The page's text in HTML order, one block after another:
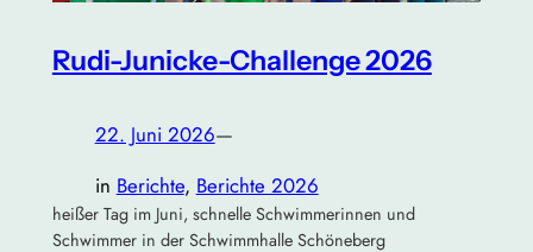
Rudi-Junicke-Challenge 2026
22. Juni 2026—
in Berichte, Berichte 2026
heißer Tag im Juni, schnelle Schwimmerinnen und
Schwimmer in der Schwimmhalle Schöneberg